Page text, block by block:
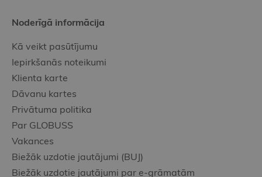
Noderīgā informācija
Kā veikt pasūtījumu
Iepirkšanās noteikumi
Klienta karte
Dāvanu kartes
Privātuma politika
Par GLOBUSS
Vakances
Biežāk uzdotie jautājumi (BUJ)
Biežāk uzdotie jautājumi par e-grāmatām